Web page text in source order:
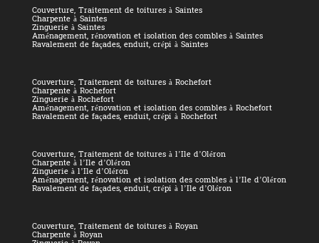
Couverture, Traitement de toitures à Saintes
Charpente à Saintes
Zinguerie à Saintes
Aménagement, rénovation et isolation des combles à Saintes
Ravalement de façades, enduit, crépi à Saintes
Couverture, Traitement de toitures à Rochefort
Charpente à Rochefort
Zinguerie à Rochefort
Aménagement, rénovation et isolation des combles à Rochefort
Ravalement de façades, enduit, crépi à Rochefort
Couverture, Traitement de toitures à l’Ile d’Oléron
Charpente à l’Ile d’Oléron
Zinguerie à l’Ile d’Oléron
Aménagement, rénovation et isolation des combles à l’Ile d’Oléron
Ravalement de façades, enduit, crépi à l’Ile d’Oléron
Couverture, Traitement de toitures à Royan
Charpente à Royan